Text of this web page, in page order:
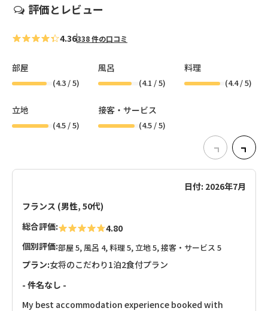
評価とレビュー
4.36338 件の口コミ
部屋
(4.3 / 5)
風呂
(4.1 / 5)
料理
(4.4/ 5)
立地
(4.5 / 5)
接客・サービス
(4.5 / 5)
日付: 2026年7月
フランス (男性, 50代)
総合評価:
4.80
個別評価:部屋 5, 風呂 4, 料理 5, 立地 5, 接客・サービス 5
プラン:女将のこだわり1泊2食付プラン
- 件名なし -
My best accommodation experience booked with